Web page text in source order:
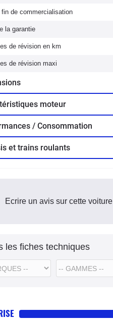
fin de commercialisation
la garantie
de révision en km
de révision maxi
moteur
/ Consommation
et trains roulants
Ecrire un avis sur cette voiture
les fiches techniques